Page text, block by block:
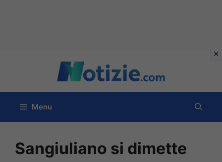
contenuto
Menu
Sangiuliano si dimette